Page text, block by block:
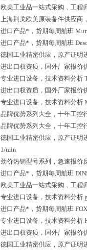
欧美工业品一站式采购，工程
上海荆戈欧美原装备件供应商
进口产品*，货期每周航班
进口产品*，货期每周航班
德国工业精密供应，原产证明
进出口权资质，国外厂家报价
专业进口设备，技术资料分析
进出口权资质，国外厂家报价
专业进口设备，技术资料分析
品牌优势系列大全，十年工控
品牌优势系列大全，十年工控
德国工业精密供应，原产证明
1/min
劲价热销型号系列，急速报价
进口产品*，货期每周航班
欧美工业品一站式采购，工程
专业进口设备，技术资料分析
进口产品*，货期每周航班
专业进口设备，技术资料分析
进出口权资质，国外厂家报价
德国工业精密供应，原产证明